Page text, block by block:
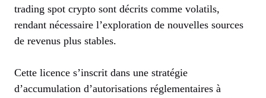
trading spot crypto sont décrits comme volatils,
rendant nécessaire l’exploration de nouvelles sources
de revenus plus stables.
Cette licence s’inscrit dans une stratégie
d’accumulation d’autorisations réglementaires à